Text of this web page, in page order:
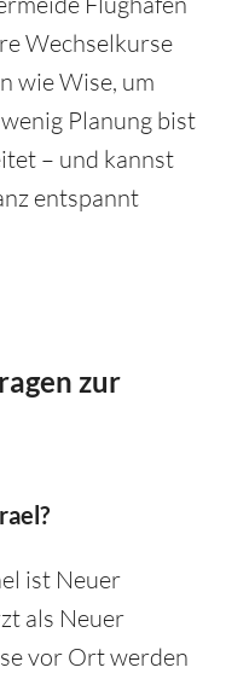
Wechselkurse
wie Wise, um
Planung bist
– und kannst
entspannt
zur
ist Neuer
als Neuer
vor Ort werden